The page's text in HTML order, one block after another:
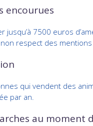
encourues
jusqu’à 7500 euros
respect des
qui vendent des
par an.
au moment